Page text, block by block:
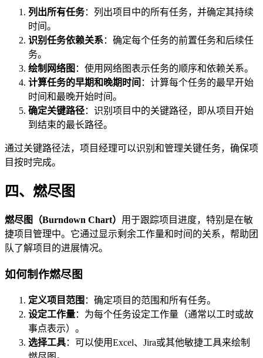
列出所有任务：列出项目中的所有任务，并确定其持续
时间。
识别任务依赖关系：确定每个任务的前置任务和后续任
务。
绘制网络图 ：使用网络图表示任务的顺序和依赖关系。
计算任务的早期和晚期时间 ：计算每个任务的最早开始
时间和最晚开始时间。
确定关键路径：识别项目中的关键路径，即从项目开始
到结束的最长路径。
通过关键路径法，项目经理可以识别和管理关键任务，确保项
目按时完成。
四、燃尽图
燃尽图（Burndown Chart） 用于跟踪项目进度，特别是在敏
捷项目管理中。它通过显示剩余工作量和时间的关系，帮助团
队了解项目的进展情况。
如何制作燃尽图
定义项目范围 ：确定项目的范围和所有任务。
设定工作量：为每个任务设定工作量（通常以工时或故
事点表示）。
选择工具：可以使用Excel、Jira或其他敏捷工具来绘制